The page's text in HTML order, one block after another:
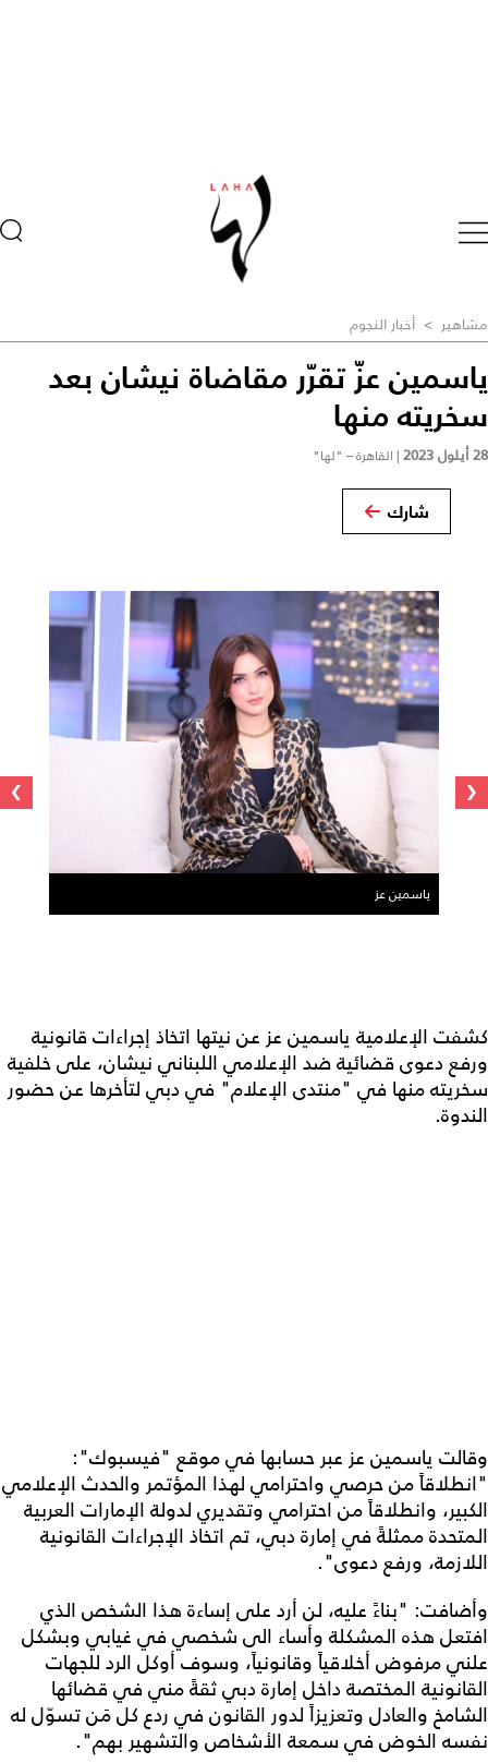
مشاهير > أخبار النجوم
ياسمين عزّ تقرّر مقاضاة نيشان بعد
سخريته منها
28 أيلول 2023 | القاهرة – "لها"
شارك
ياسمين عز
‹
›
كشفت الإعلامية ياسمين عز عن نيتها اتخاذ إجراءات قانونية
ورفع دعوى قضائية ضد الإعلامي اللبناني نيشان، على خلفية
سخريته منها في "منتدى الإعلام" في دبي لتأخرها عن حضور
الندوة.
وقالت ياسمين عز عبر حسابها في موقع "فيسبوك":
"انطلاقاً من حرصي واحترامي لهذا المؤتمر والحدث الإعلامي
الكبير، وانطلاقاً من احترامي وتقديري لدولة الإمارات العربية
المتحدة ممثلةً في إمارة دبي، تم اتخاذ الإجراءات القانونية
اللازمة، ورفع دعوى".
وأضافت: "بناءً عليه، لن أرد على إساءة هذا الشخص الذي
افتعل هذه المشكلة وأساء الى شخصي في غيابي وبشكل
علني مرفوض أخلاقياً وقانونياً، وسوف أوكل الرد للجهات
القانونية المختصة داخل إمارة دبي ثقةً مني في قضائها
الشامخ والعادل وتعزيزاً لدور القانون في ردع كل مَن تسوّل له
نفسه الخوض في سمعة الأشخاص والتشهير بهم".